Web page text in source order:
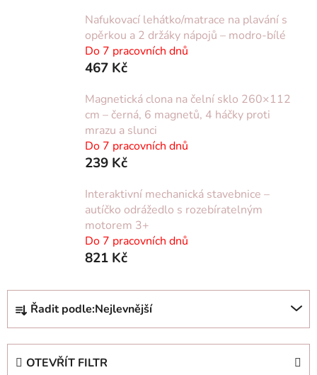
Nafukovací lehátko/matrace na plavání s
opěrkou a 2 držáky nápojů – modro-bílé
Do 7 pracovních dnů
467 Kč
Magnetická clona na čelní sklo 260×112
cm – černá, 6 magnetů, 4 háčky proti
mrazu a slunci
Do 7 pracovních dnů
239 Kč
Interaktivní mechanická stavebnice –
autíčko odrážedlo s rozebíratelným
motorem 3+
Do 7 pracovních dnů
821 Kč
Ř
z
Řadit podle:Nejlevnější
OTEVŘÍT FILTR